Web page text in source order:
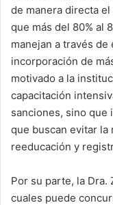
de manera directa
que más del 80% al
manejan a través de
incorporación de
motivado a la
capacitación
sanciones, sino
que buscan evitar la
reeducación y
Por su parte, la Dra.
cuales puede